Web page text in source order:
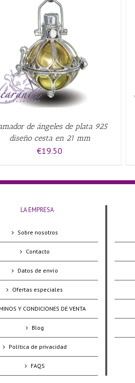
de ángeles de plata 925
diseño cesta en 21 mm
€19.50
AÑADIR AL CARRITO /
LA EMPRESA
Sobre nosotros
Contacto
Datos de envío
Ofertas especiales
Y CONDICIONES DE VENTA
Blog
Política de privacidad
FAQS